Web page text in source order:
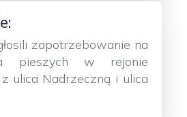
zapotrzebowanie na
pieszych w rejonie
ulica Nadrzeczną i ulica